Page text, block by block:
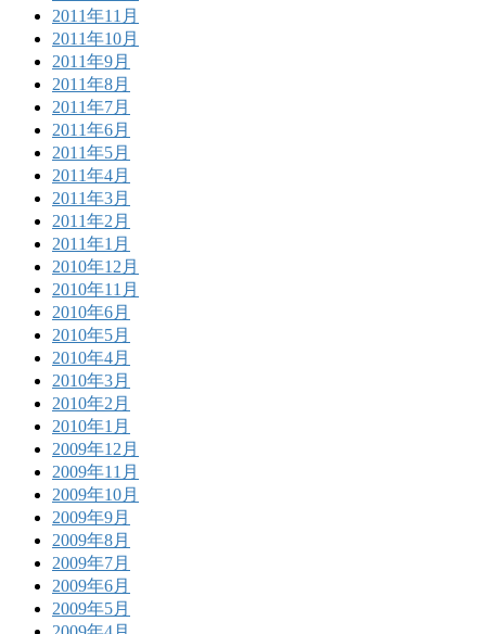
2011年11月
2011年10月
2011年9月
2011年8月
2011年7月
2011年6月
2011年5月
2011年4月
2011年3月
2011年2月
2011年1月
2010年12月
2010年11月
2010年6月
2010年5月
2010年4月
2010年3月
2010年2月
2010年1月
2009年12月
2009年11月
2009年10月
2009年9月
2009年8月
2009年7月
2009年6月
2009年5月